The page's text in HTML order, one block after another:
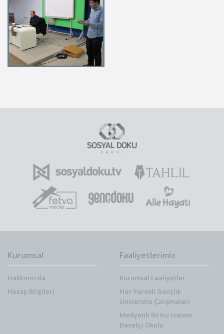
Kurumsal
Hakkımızda
Hesap Bilgileri
Faaliyetlerimiz
Kurumsal Faaliyetler
Hür Yürekli Gençlik
Üniversite Çalışmaları
Medyenli İki Kız Hanım
Davetçi Okulu